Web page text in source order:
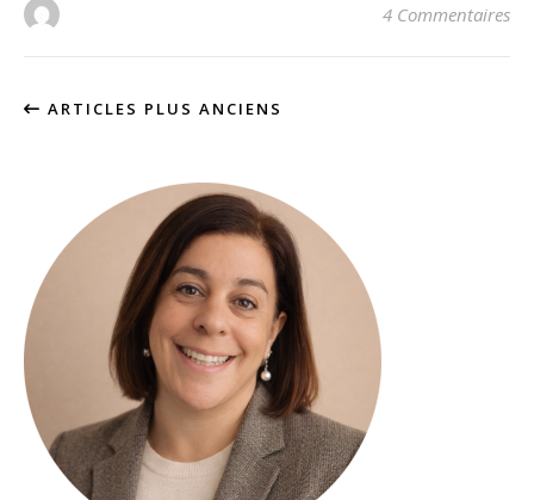
4 Commentaires
ARTICLES PLUS ANCIENS